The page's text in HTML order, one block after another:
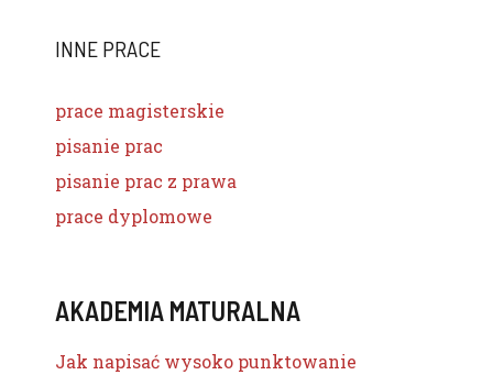
INNE PRACE
prace magisterskie
pisanie prac
pisanie prac z prawa
prace dyplomowe
AKADEMIA MATURALNA
Jak napisać wysoko punktowanie